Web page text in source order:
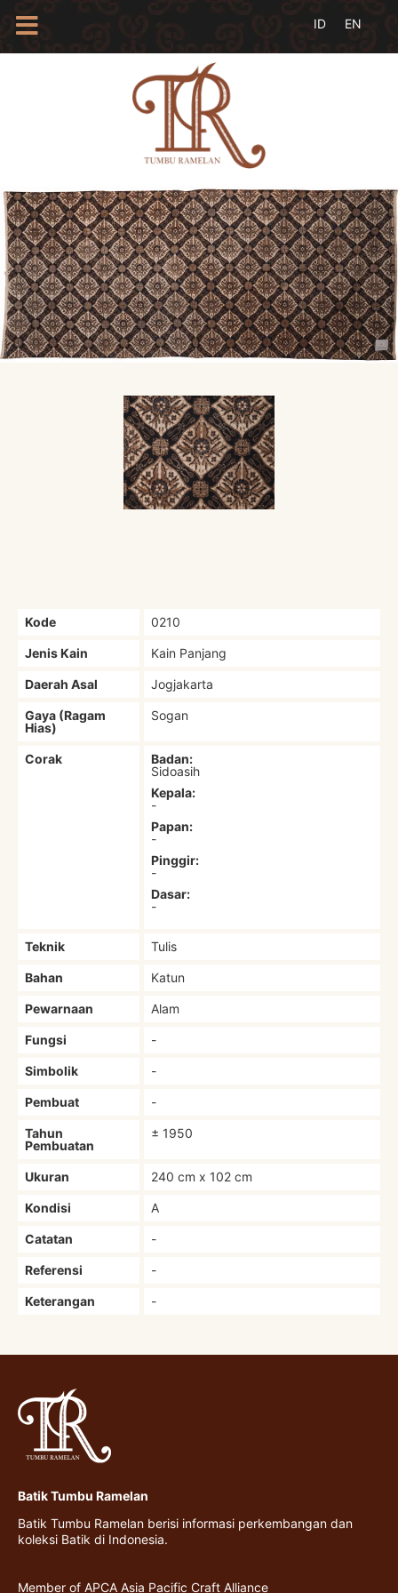
PROFIL
INSAN
BATIK
KAMUS
BATIK
KATALOG
BATIK
TANYA
Kode 0210
Jenis Kain Kain Panjang
Daerah Asal Jogjakarta
Gaya (Ragam
Hias)
Sogan
Corak
Badan:
Sidoasih
Kepala:
-
Papan:
-
Pinggir:
-
Dasar:
-
Teknik Tulis
Bahan Katun
Pewarnaan Alam
Fungsi -
Simbolik -
Pembuat -
Tahun
Pembuatan
± 1950
Ukuran 240 cm x 102 cm
Kondisi A
Catatan -
Referensi -
Keterangan -
Batik Tumbu Ramelan
Batik Tumbu Ramelan berisi informasi perkembangan dan
koleksi Batik di Indonesia.
Member of APCA Asia Pacific Craft Alliance